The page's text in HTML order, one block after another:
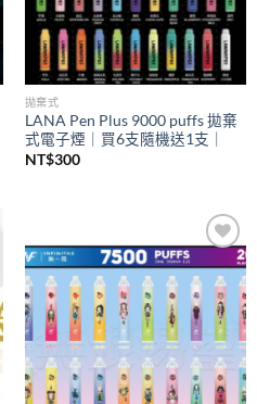
拋棄式
LANA Pen Plus 9000 puffs 拋棄
式電子煙｜買6支隨機送1支｜
NT$300
Add to
wishlist